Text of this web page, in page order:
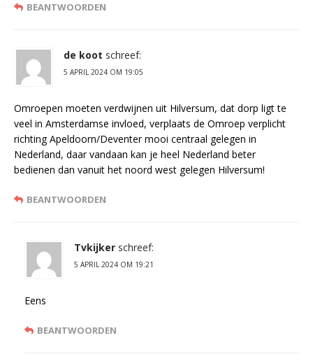
BEANTWOORDEN
de koot schreef:
5 APRIL 2024 OM 19:05
Omroepen moeten verdwijnen uit Hilversum, dat dorp ligt te
veel in Amsterdamse invloed, verplaats de Omroep verplicht
richting Apeldoorn/Deventer mooi centraal gelegen in
Nederland, daar vandaan kan je heel Nederland beter
bedienen dan vanuit het noord west gelegen Hilversum!
BEANTWOORDEN
Tvkijker schreef:
5 APRIL 2024 OM 19:21
Eens
BEANTWOORDEN